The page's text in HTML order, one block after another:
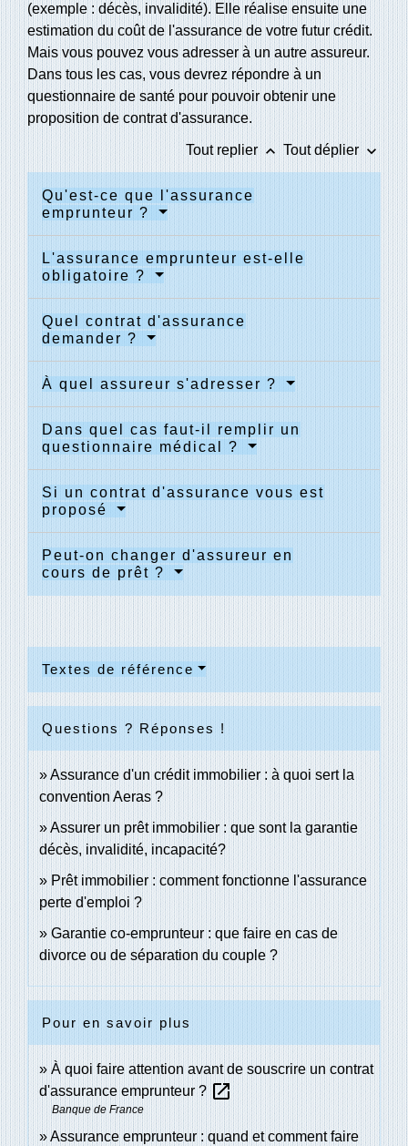
(exemple : décès, invalidité). Elle réalise ensuite une
estimation du coût de l'assurance de votre futur crédit.
Mais vous pouvez vous adresser à un autre assureur.
Dans tous les cas, vous devrez répondre à un
questionnaire de santé pour pouvoir obtenir une
proposition de contrat d'assurance.
Tout replier keyboard_arrow_up Tout déplier keyboard_arrow_down
Qu'est-ce que l'assurance
emprunteur ?
L'assurance emprunteur est-elle
obligatoire ?
Quel contrat d'assurance
demander ?
À quel assureur s'adresser ?
Dans quel cas faut-il remplir un
questionnaire médical ?
Si un contrat d'assurance vous est
proposé
Peut-on changer d'assureur en
cours de prêt ?
Textes de référence
Questions ? Réponses !
Assurance d'un crédit immobilier : à quoi sert la
convention Aeras ?
Assurer un prêt immobilier : que sont la garantie
décès, invalidité, incapacité?
Prêt immobilier : comment fonctionne l'assurance
perte d'emploi ?
Garantie co-emprunteur : que faire en cas de
divorce ou de séparation du couple ?
Pour en savoir plus
À quoi faire attention avant de souscrire un contrat
d'assurance emprunteur ? open_in_new
Banque de France
Assurance emprunteur : quand et comment faire